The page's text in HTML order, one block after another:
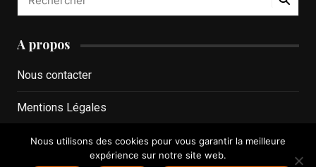
A propos
Nous contacter
Mentions Légales
Politique de confidentialité
Nous utilisons des cookies pour vous garantir la meilleure
expérience sur notre site web.